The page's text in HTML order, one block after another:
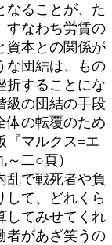
ることが、た
すなわち労賃の
資本との関係が
な団結は、もの
折することにな
級の団結の手段
体の転覆のため
『マルクス=エ
二○頁）
で戦死者や負
して、どれくら
してみせてくれ
者があざ笑うの